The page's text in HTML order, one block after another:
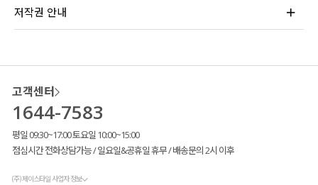
저작권 안내
고객센터
1644-7583
평일 09:30~17:00 토요일 10:00~15:00
점심시간 전화상담가능 / 일요일&공휴일 휴무 / 배송문의 2시 이후
(주) 제이스타일 사업자 정보